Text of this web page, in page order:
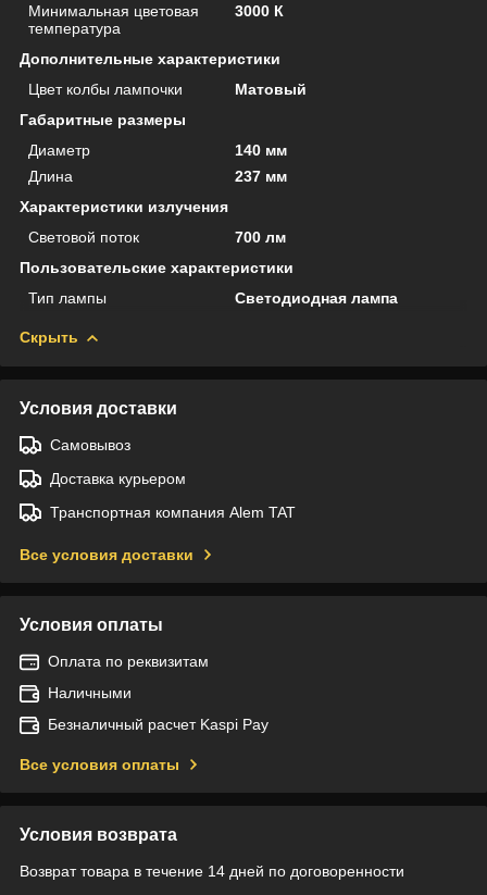
Минимальная цветовая
температура
3000 К
Дополнительные характеристики
Цвет колбы лампочки
Матовый
Габаритные размеры
Диаметр
140 мм
Длина
237 мм
Характеристики излучения
Световой поток
700 лм
Пользовательские характеристики
Тип лампы
Светодиодная лампа
Скрыть
Условия доставки
Самовывоз
Доставка курьером
Транспортная компания Alem TAT
Все условия доставки
Условия оплаты
Оплата по реквизитам
Наличными
Безналичный расчет Kaspi Pay
Все условия оплаты
Условия возврата
Возврат товара в течение 14 дней по договоренности